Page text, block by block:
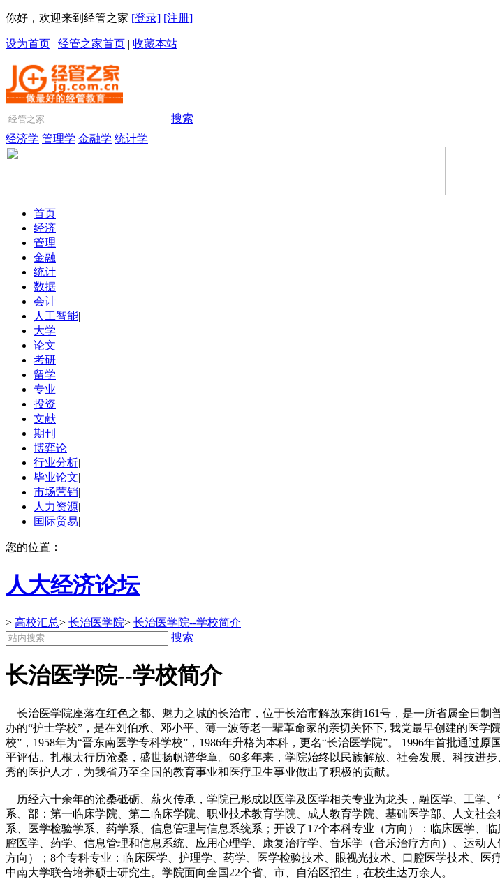
你好，欢迎来到经管之家 [登录] [注册]
设为首页 | 经管之家首页 | 收藏本站
搜索
经济学 管理学 金融学 统计学
首页|
经济|
管理|
金融|
统计|
数据|
会计|
人工智能|
大学|
论文|
考研|
留学|
专业|
投资|
文献|
期刊 |
博弈论|
行业分析|
毕业论文|
市场营销|
人力资源|
国际贸易|
您的位置：
人大经济论坛
> 高校汇总> 长治医学院> 长治医学院--学校简介
搜索
长治医学院--学校简介
长治医学院座落在红色之都、魅力之城的长治市，位于长治市解放东街161号，是一所省属全日制
办的“护士学校”，是在刘伯承、邓小平、薄一波等老一辈革命家的亲切关怀下, 我党最早创建的医学
校”，1958年为“晋东南医学专科学校”，1986年升格为本科，更名“长治医学院”。 1996年首批通过
平评估。扎根太行历沧桑，盛世扬帆谱华章。60多年来，学院始终以民族解放、社会发展、科技进
秀的医护人才，为我省乃至全国的教育事业和医疗卫生事业做出了积极的贡献。
历经六十余年的沧桑砥砺、薪火传承，学院已形成以医学及医学相关专业为龙头，融医学、工学
系、部：第一临床学院、第二临床学院、职业技术教育学院、成人教育学院、基础医学部、人文社
系、医学检验学系、药学系、信息管理与信息系统系；开设了17个本科专业（方向）：临床医学、
腔医学、药学、信息管理和信息系统、应用心理学、康复治疗学、音乐学（音乐治疗方向）、运动
方向）；8个专科专业：临床医学、护理学、药学、医学检验技术、眼视光技术、口腔医学技术、
中南大学联合培养硕士研究生。学院面向全国22个省、市、自治区招生，在校生达万余人。